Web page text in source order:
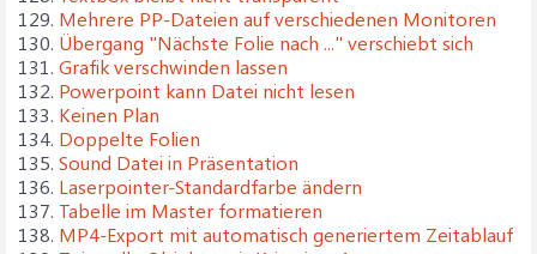
129. Mehrere PP-Dateien auf verschiedenen Monitoren
130. Übergang "Nächste Folie nach ..." verschiebt sich
131. Grafik verschwinden lassen
132. Powerpoint kann Datei nicht lesen
133. Keinen Plan
134. Doppelte Folien
135. Sound Datei in Präsentation
136. Laserpointer-Standardfarbe ändern
137. Tabelle im Master formatieren
138. MP4-Export mit automatisch generiertem Zeitablauf